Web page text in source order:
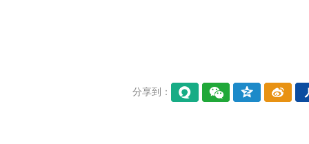
分享到：